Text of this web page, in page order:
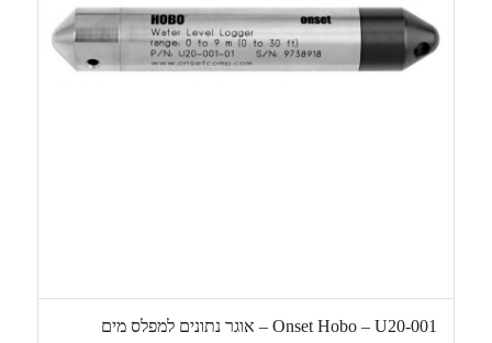
Onset Hobo – U20-001 – אוגר נתונים למפלס מים